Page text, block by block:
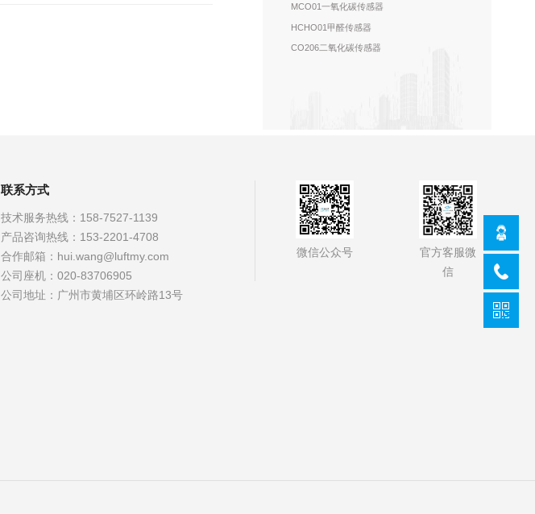
MCO01一氧化碳传感器
HCHO01甲醛传感器
CO206二氧化碳传感器
联系方式
技术服务热线： 158-7527-1139
产品咨询热线： 153-2201-4708
合作邮箱： hui.wang@luftmy.com
公司座机： 020-83706905
公司地址： 广州市黄埔区环岭路13号
微信公众号
官方客服微
信